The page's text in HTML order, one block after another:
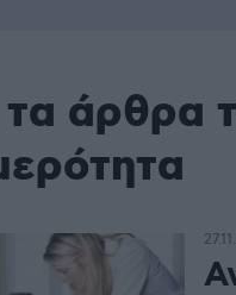
άρθρα